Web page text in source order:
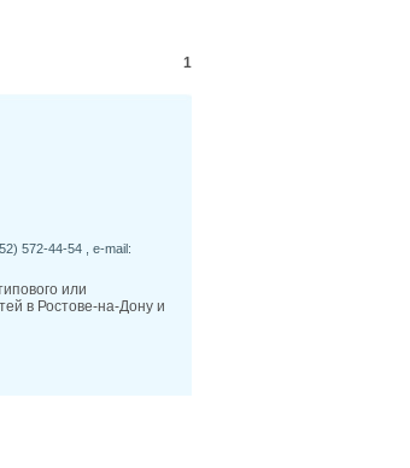
ЖКХ
1
572-44-54 , e-mail:
или
в Ростове-на-Дону и